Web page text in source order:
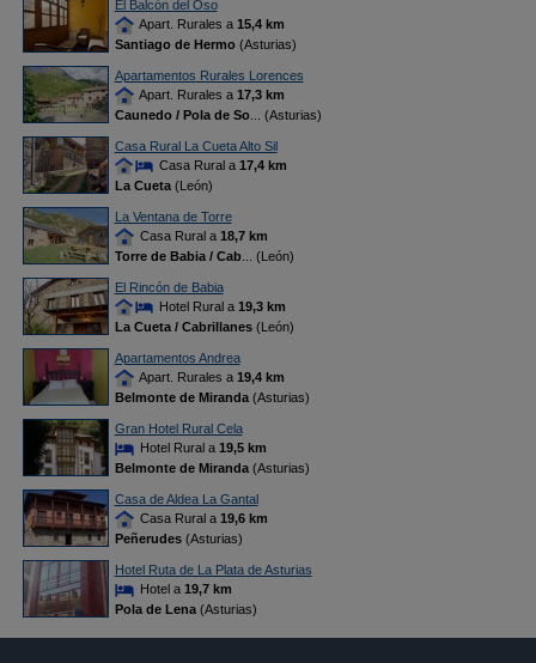
El Balcón del Oso
Apart. Rurales a 15,4 km
Santiago de Hermo(Asturias)
Apartamentos Rurales Lorences
Apart. Rurales a 17,3 km
Caunedo / Pola de So... (Asturias)
Casa Rural La Cueta Alto Sil
Casa Rural a 17,4 km
La Cueta(León)
La Ventana de Torre
Casa Rural a 18,7 km
Torre de Babia / Cab... (León)
El Rincón de Babia
Hotel Rural a 19,3 km
La Cueta / Cabrillanes(León)
Apartamentos Andrea
Apart. Rurales a 19,4 km
Belmonte de Miranda(Asturias)
Gran Hotel Rural Cela
Hotel Rural a 19,5 km
Belmonte de Miranda(Asturias)
Casa de Aldea La Gantal
Casa Rural a 19,6 km
Peñerudes(Asturias)
Hotel Ruta de La Plata de Asturias
Hotel a 19,7 km
Pola de Lena(Asturias)